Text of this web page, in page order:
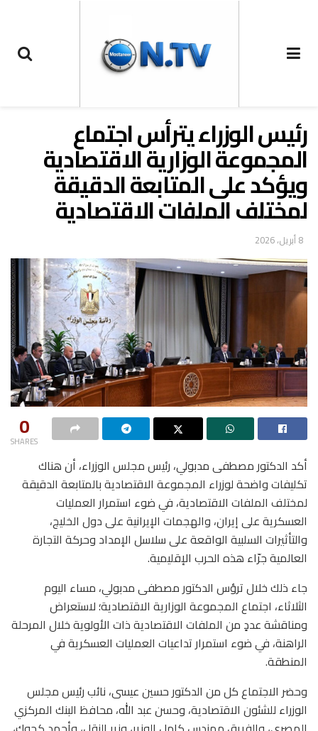
رئيس الوزراء يترأس اجتماع
المجموعة الوزارية الاقتصادية
ويؤكد على المتابعة الدقيقة
لمختلف الملفات الاقتصادية
8 أبريل، 2026
0
SHARES
أكد الدكتور مصطفى مدبولي، رئيس مجلس الوزراء، أن هناك
تكليفات واضحة لوزراء المجموعة الاقتصادية بالمتابعة الدقيقة
لمختلف الملفات الاقتصادية، في ضوء استمرار العمليات
العسكرية على إيران، والهجمات الإيرانية على دول الخليج،
والتأثيرات السلبية الواقعة على سلاسل الإمداد وحركة التجارة
العالمية جرّاء هذه الحرب الإقليمية.
جاء ذلك خلال ترؤس الدكتور مصطفى مدبولي، مساء اليوم
الثلاثاء، اجتماع المجموعة الوزارية الاقتصادية؛ لاستعراض
ومناقشة عددٍ من الملفات الاقتصادية ذات الأولوية خلال المرحلة
الراهنة، في ضوء استمرار تداعيات العمليات العسكرية في
المنطقة.
وحضر الاجتماع كل من الدكتور حسين عيسى، نائب رئيس مجلس
الوزراء للشئون الاقتصادية، وحسن عبد الله، محافظ البنك المركزي